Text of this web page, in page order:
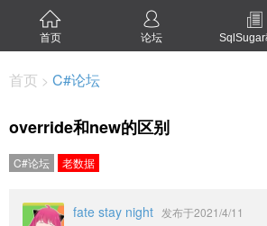
首页 论坛 SqlSugar
首页 > C#论坛
override和new的区别
C#论坛 老数据
fate stay night 发布于2021/4/11